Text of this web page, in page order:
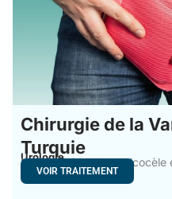
Chirurgie de la
Turquie
Urologie
La chirurgie de la varicocèle
VOIR TRAITEMENT